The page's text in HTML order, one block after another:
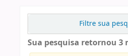
Filtre sua
Sua pesquisa retornou 3